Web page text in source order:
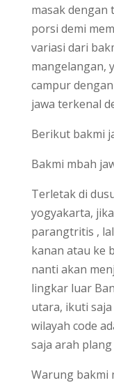
masak dengan
porsi demi
variasi dari
mangelangan,
campur
jawa terkenal
Berikut bakmi
Bakmi mbah
Terletak di
yogyakarta,
parangtritis ,
kanan atau ke
nanti akan
lingkar luar
utara, ikuti
wilayah code
saja arah plang
Warung bakmi